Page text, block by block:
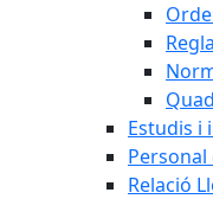
Estudis i
Relació